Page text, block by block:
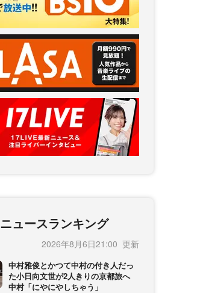
ニュースランキング
2026年8月6日21:00
中村雅俊とかつて中村の付き人だっ
た小日向文世が2人きりの京都旅へ
中村「にやにやしちゃう」